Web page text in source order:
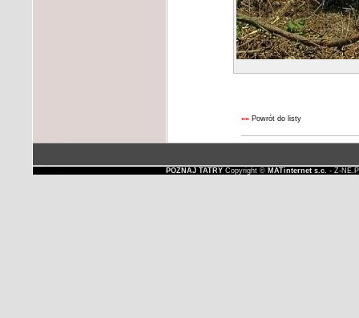
«« Powrót do listy
POZNAJ TATRYCopyright © MATinternet s.c. - Z-